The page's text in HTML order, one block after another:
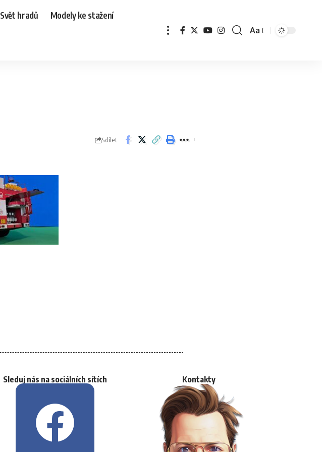
Svět hradů Modely ke stažení
Aa
Sdílet
Sleduj nás na sociálních sítích Kontakty